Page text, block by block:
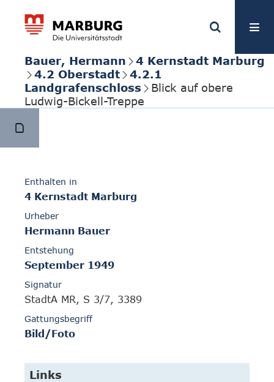
Bauer, Hermann
4 Kernstadt Marburg
4.2 Oberstadt
4.2.1
Landgrafenschloss
Blick auf obere
Ludwig-Bickell-Treppe
Enthalten in
4 Kernstadt Marburg
Urheber
Hermann Bauer
Entstehung
September 1949
Signatur
StadtA MR, S 3/7, 3389
Gattungsbegriff
Bild/Foto
Links